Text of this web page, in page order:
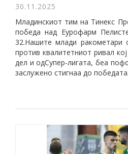
30.11.2025
Младинскиот тим на Тинекс
победа над Еурофарм
32.Нашите млади ракометари
против квалитетниот ривал
дел и одСупер-лигата, беа
заслужено стигнаа до победата.